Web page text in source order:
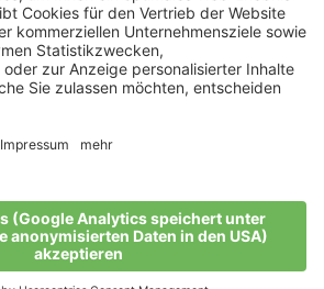
VI.P Gen. landw. Gesellschaft
Cookie-Einstellungen Datenschutz
•
•Sitemap
produced by